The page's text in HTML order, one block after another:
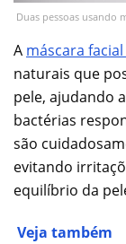
Duas pessoas usando
A máscara
naturais que
pele, ajudando
bactérias
são
evitando
equilíbrio da
Veja também